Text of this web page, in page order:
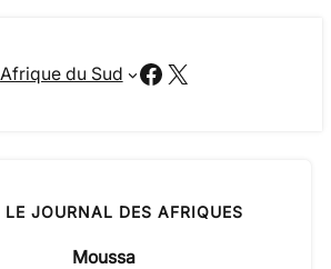
Afrique du Sud Facebook
X
LE JOURNAL DES AFRIQUES
Moussa